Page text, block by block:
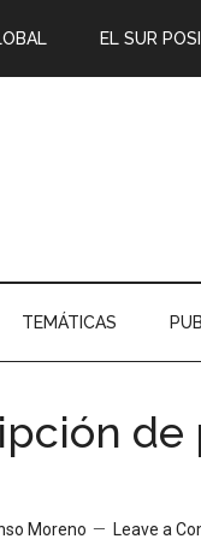
EL SUR
TEMÁTICAS
de
Moreno Leave a